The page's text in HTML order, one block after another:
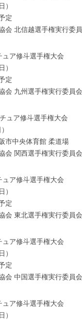
）
定
会 北信越選手権実行委
ュア修斗選手権大会
）
定
会 九州選手権実行委員会
ュア修斗選手権大会
市中央体育館 柔道場
会 関西選手権実行委員会
ュア修斗選手権大会
）
定
会 東北選手権実行委員会
ュア修斗選手権大会
）
定
会 中国選手権実行委員会
ュア修斗選手権大会
）